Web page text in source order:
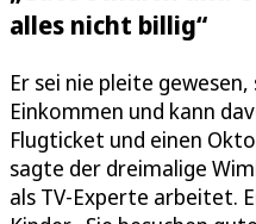
alles nicht billig“
Er sei nie pleite
Einkommen und kann
Flugticket und einen
sagte der dreimalige
als TV-Experte arbeitet.